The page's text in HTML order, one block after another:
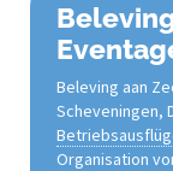
Beleving aan
Scheveningen,
Organisation